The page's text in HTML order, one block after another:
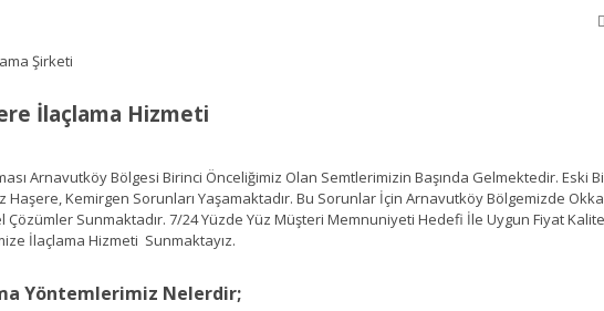
İlaçlama Hizmeti
Arnavutköy Bölgesi Birinci Önceliğimiz Olan Semtlerimizin Başında Gelmektedir. Eski
Haşere, Kemirgen Sorunları Yaşamaktadır. Bu Sorunlar İçin Arnavutköy Bölgemizde
Sunmaktadır. 7/24 Yüzde Yüz Müşteri Memnuniyeti Hedefi İle Uygun Fiyat
İlaçlama Hizmeti Sunmaktayız.
Yöntemlerimiz Nelerdir;